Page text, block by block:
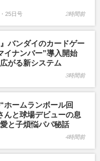
25日号 2時間前
バンダイのカードゲー
イナンバー”導入開始
がる新システム
3時間前
ホームランボール回
んと球場デビューの息
と子煩悩パパ秘話
4時間前